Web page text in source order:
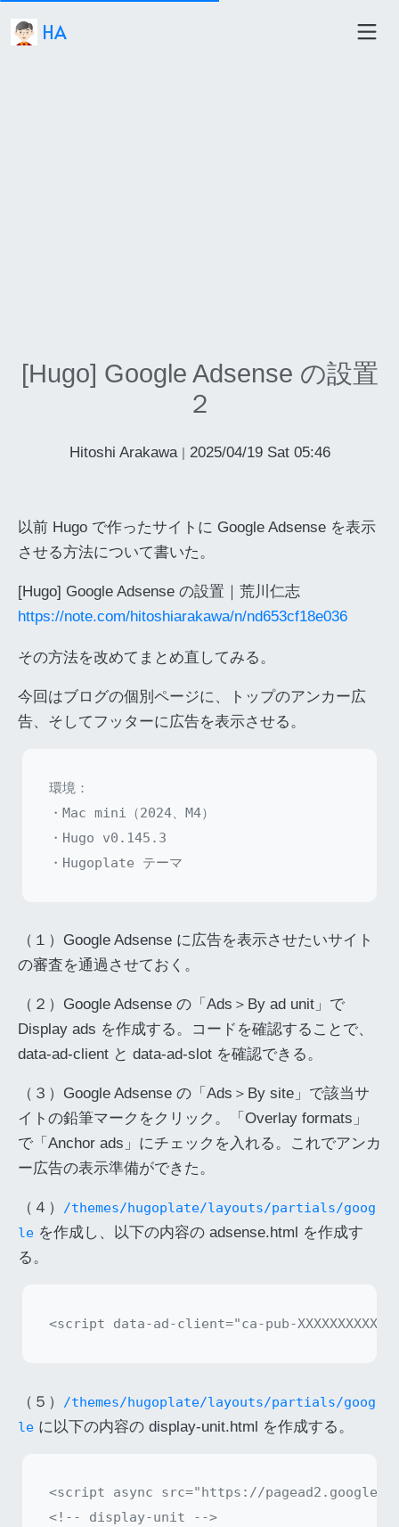
HA
[Hugo] Google Adsense の設置
２
Hitoshi Arakawa 2025/04/19 Sat 05:46
以前 Hugo で作ったサイトに Google Adsense を表示
させる方法について書いた。
[Hugo] Google Adsense の設置｜荒川仁志
https://note.com/hitoshiarakawa/n/nd653cf18e036
その方法を改めてまとめ直してみる。
今回はブログの個別ページに、トップのアンカー広
告、そしてフッターに広告を表示させる。
環境：
・Mac mini（2024、M4）
・Hugo v0.145.3
（１）Google Adsense に広告を表示させたいサイト
の審査を通過させておく。
（２）Google Adsense の「Ads＞By ad unit」で
Display ads を作成する。コードを確認することで、
data-ad-client と data-ad-slot を確認できる。
（３）Google Adsense の「Ads＞By site」で該当サ
イトの鉛筆マークをクリック。「Overlay formats」
で「Anchor ads」にチェックを入れる。これでアンカ
ー広告の表示準備ができた。
（４） /themes/hugoplate/layouts/partials/goog
le を作成し、以下の内容の adsense.html を作成す
る。
（５）
/themes/hugoplate/layouts/partials/goog
le に以下の内容の display-unit.html を作成する。
<script async src="https://
<!-- display-unit -->